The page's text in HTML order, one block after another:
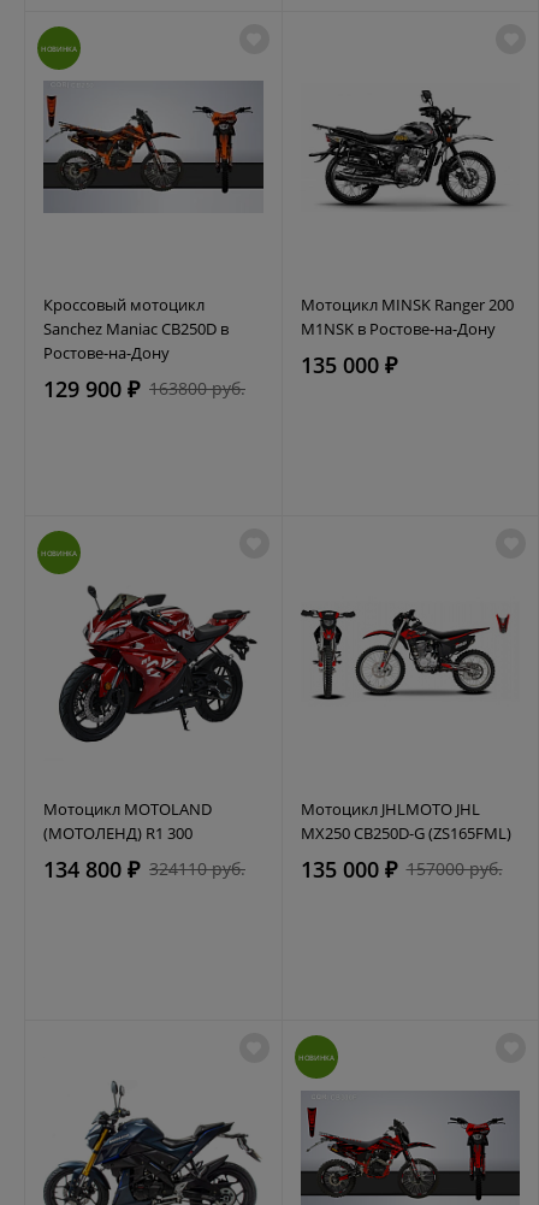
НОВИНКА
Кроссовый мотоцикл
Sanchez Maniac CB250D в
Ростове-на-Дону
129 900 ₽ 163800 руб.
Мотоцикл MINSK Ranger 200
M1NSK в Ростове-на-Дону
135 000 ₽
НОВИНКА
Мотоцикл MOTOLAND
(МОТОЛЕНД) R1 300
134 800 ₽ 324110 руб.
Мотоцикл JHLMOTO JHL
MX250 CB250D-G (ZS165FML)
135 000 ₽ 157000 руб.
НОВИНКА